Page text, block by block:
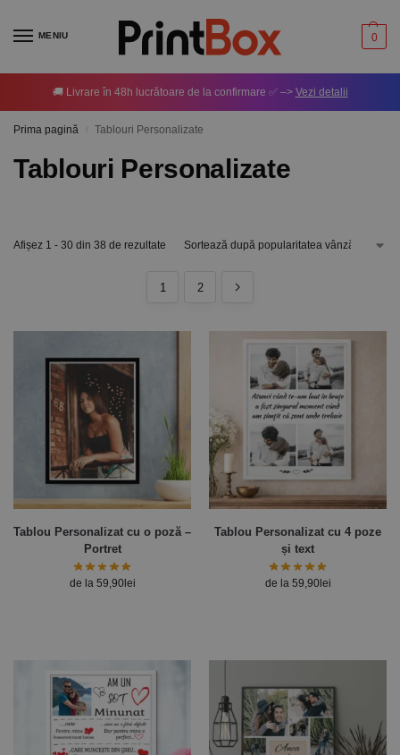
MENIU 0
🚚 Livrare în 48h lucrătoare de la confirmare ✅ –> Vezi detalii
Prima pagină / Tablouri Personalizate
Tablouri Personalizate
Afișez 1 - 30 din 38 de rezultate
1 2
Tablou Personalizat cu o poză –
Portret
de la 59,90lei
Tablou Personalizat cu 4 poze
și text
de la 59,90lei